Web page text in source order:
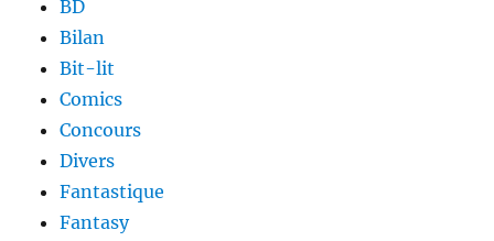
BD
Bilan
Bit-lit
Comics
Concours
Divers
Fantastique
Fantasy